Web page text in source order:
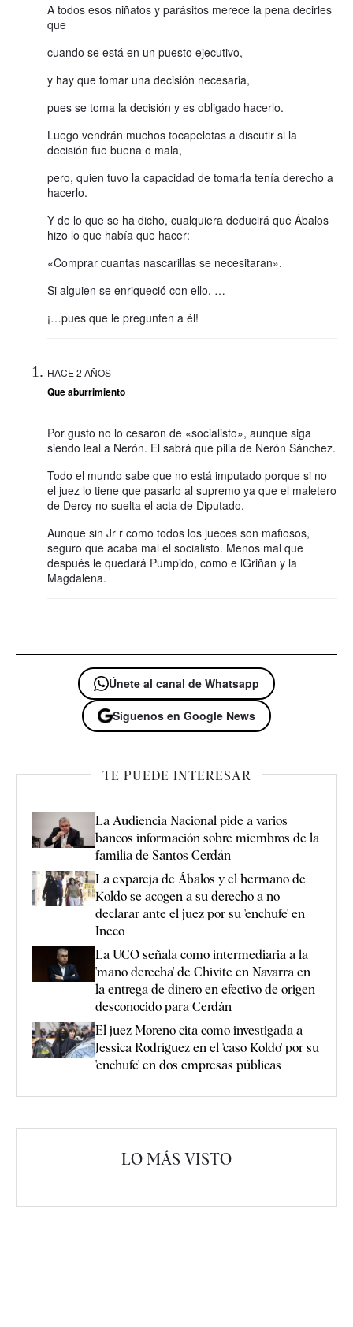
A todos esos niñatos y parásitos merece la pena decirles
que
cuando se está en un puesto ejecutivo,
y hay que tomar una decisión necesaria,
pues se toma la decisión y es obligado hacerlo.
Luego vendrán muchos tocapelotas a discutir si la
decisión fue buena o mala,
pero, quien tuvo la capacidad de tomarla tenía derecho a
hacerlo.
Y de lo que se ha dicho, cualquiera deducirá que Ábalos
hizo lo que había que hacer:
«Comprar cuantas nascarillas se necesitaran».
Si alguien se enriqueció con ello, …
¡…pues que le pregunten a él!
HACE 2 AÑOS
Que aburrimiento
Por gusto no lo cesaron de «socialisto», aunque siga
siendo leal a Nerón. El sabrá que pilla de Nerón Sánchez.
Todo el mundo sabe que no está imputado porque si no
el juez lo tiene que pasarlo al supremo ya que el maletero
de Dercy no suelta el acta de Diputado.
Aunque sin Jr r como todos los jueces son mafiosos,
seguro que acaba mal el socialisto. Menos mal que
después le quedará Pumpido, como e lGriñan y la
Magdalena.
Únete al canal de Whatsapp
Síguenos en Google News
TE PUEDE INTERESAR
La Audiencia Nacional pide a varios
bancos información sobre miembros de la
familia de Santos Cerdán
La expareja de Ábalos y el hermano de
Koldo se acogen a su derecho a no
declarar ante el juez por su 'enchufe' en
Ineco
La UCO señala como intermediaria a la
'mano derecha' de Chivite en Navarra en
la entrega de dinero en efectivo de origen
desconocido para Cerdán
El juez Moreno cita como investigada a
Jessica Rodríguez en el 'caso Koldo' por su
'enchufe' en dos empresas públicas
LO MÁS VISTO